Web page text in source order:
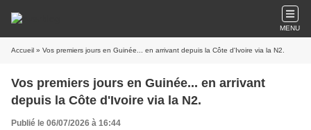
MENU
Accueil » Vos premiers jours en Guinée... en arrivant depuis la Côte d'Ivoire via la N2.
Vos premiers jours en Guinée... en arrivant
depuis la Côte d'Ivoire via la N2.
Publié le 06/07/2026 à 16:44